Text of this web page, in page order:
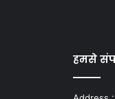
हमसे